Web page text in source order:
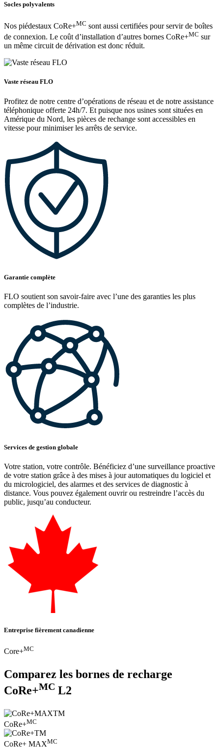
Socles polyvalents
Nos piédestaux CoRe+MC sont aussi certifiées pour servir de boîtes
de connexion. Le coût d’installation d’autres bornes CoRe+MC sur
un même circuit de dérivation est donc réduit.
Vaste réseau FLO
Profitez de notre centre d’opérations de réseau et de notre assistance
téléphonique offerte 24h/7. Et puisque nos usines sont situées en
Amérique du Nord, les pièces de rechange sont accessibles en
vitesse pour minimiser les arrêts de service.
Garantie complète
FLO soutient son savoir-faire avec l’une des garanties les plus
complètes de l’industrie.
Services de gestion globale
Votre station, votre contrôle. Bénéficiez d’une surveillance proactive
de votre station grâce à des mises à jour automatiques du logiciel et
du micrologiciel, des alarmes et des services de diagnostic à
distance. Vous pouvez également ouvrir ou restreindre l’accès du
public, jusqu’au conducteur.
Entreprise fièrement canadienne
Core+MC
Comparez les bornes de recharge
CoRe+MC L2
CoRe+MC
CoRe+ MAXMC